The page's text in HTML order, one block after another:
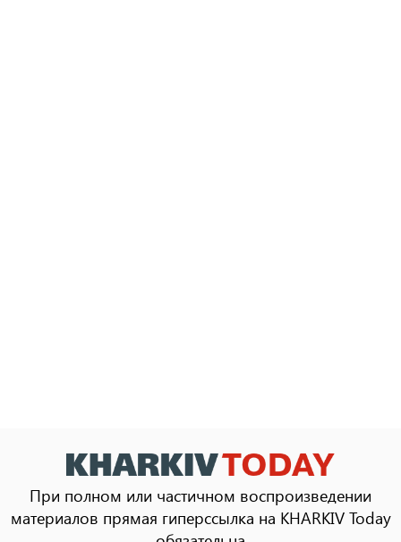
При полном или частичном воспроизведении
материалов прямая гиперссылка на KHARKIV Today